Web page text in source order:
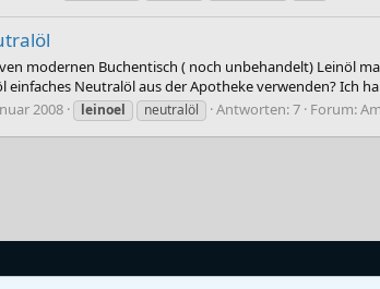
modernen Buchentisch ( noch unbehandelt) Leinöl
einfaches Neutralöl aus der Apotheke verwenden? Ich
2008 leinoel neutralöl Antworten: 7 Forum: